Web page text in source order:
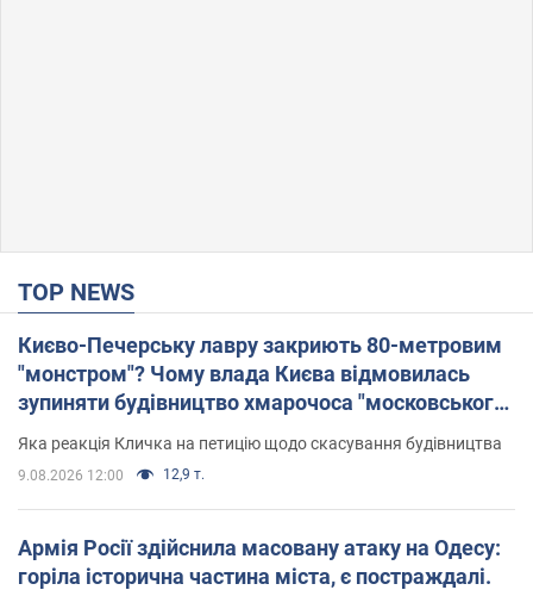
TOP NEWS
Києво-Печерську лавру закриють 80-метровим
"монстром"? Чому влада Києва відмовилась
зупиняти будівництво хмарочоса "московського
вірянина"
Яка реакція Кличка на петицію щодо скасування будівництва
9.08.2026 12:00 12,9 т.
Армія Росії здійснила масовану атаку на Одесу:
горіла історична частина міста, є постраждалі.